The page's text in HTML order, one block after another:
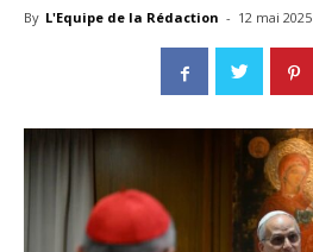
By L'Equipe de la Rédaction - 12 mai 2025